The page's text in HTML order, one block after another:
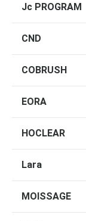
Jc PROGRAM
CND
COBRUSH
EORA
HOCLEAR
Lara
MOISSAGE